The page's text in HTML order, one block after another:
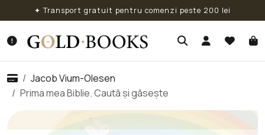
✦ Transport gratuit pentru comenzi peste 200 lei
Jacob Vium-Olesen
Prima mea Biblie. Caută și găsește